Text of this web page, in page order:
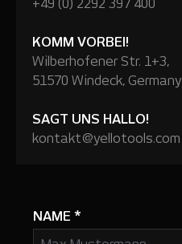
+49 (0) 2292 397 400
KOMM VORBEI!
Wilberhofener Str. 1+3,
51570 Windeck, Germany
SAGT UNS HALLO!
kontakt@yellotools.com
NAME *